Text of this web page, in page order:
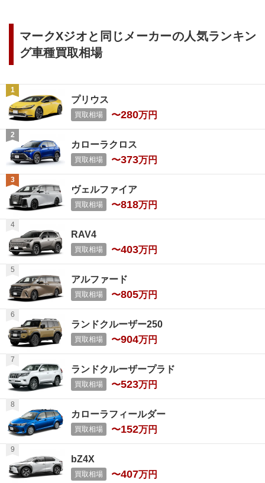
マークXジオと同じメーカーの人気ランキン
グ車種買取相場
プリウス
買取相場 〜280万円
カローラクロス
買取相場 〜373万円
ヴェルファイア
買取相場 〜818万円
RAV4
買取相場 〜403万円
アルファード
買取相場 〜805万円
ランドクルーザー250
買取相場 〜904万円
ランドクルーザープラド
買取相場 〜523万円
カローラフィールダー
買取相場 〜152万円
bZ4X
買取相場 〜407万円